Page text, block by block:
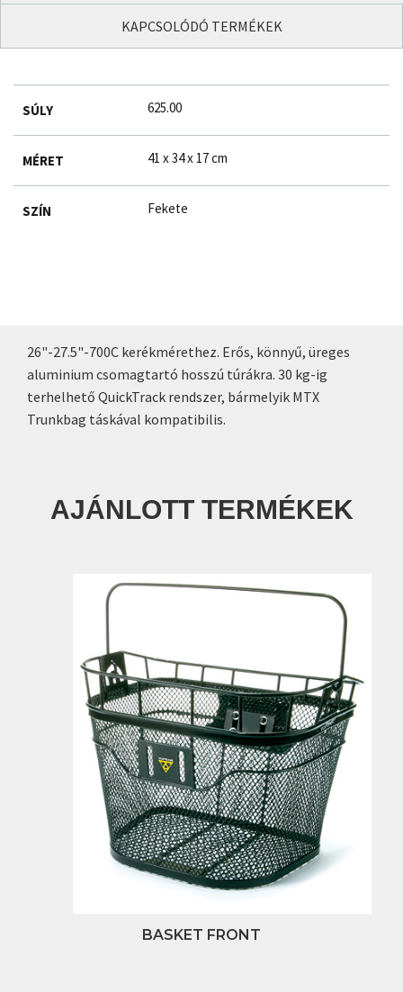
KAPCSOLÓDÓ TERMÉKEK
SÚLY 625.00
MÉRET 41 x 34 x 17 cm
SZÍN Fekete
26"-27.5"-700C kerékmérethez. Erős, könnyű, üreges
aluminium csomagtartó hosszú túrákra. 30 kg-ig
terhelhető QuickTrack rendszer, bármelyik MTX
Trunkbag táskával kompatibilis.
AJÁNLOTT TERMÉKEK
BASKET FRONT